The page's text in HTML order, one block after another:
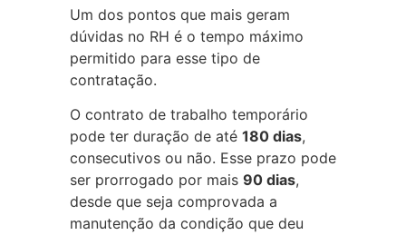
Um dos pontos que mais geram
dúvidas no RH é o tempo máximo
permitido para esse tipo de
contratação.
O contrato de trabalho temporário
pode ter duração de até 180 dias,
consecutivos ou não. Esse prazo pode
ser prorrogado por mais 90 dias,
desde que seja comprovada a
manutenção da condição que deu